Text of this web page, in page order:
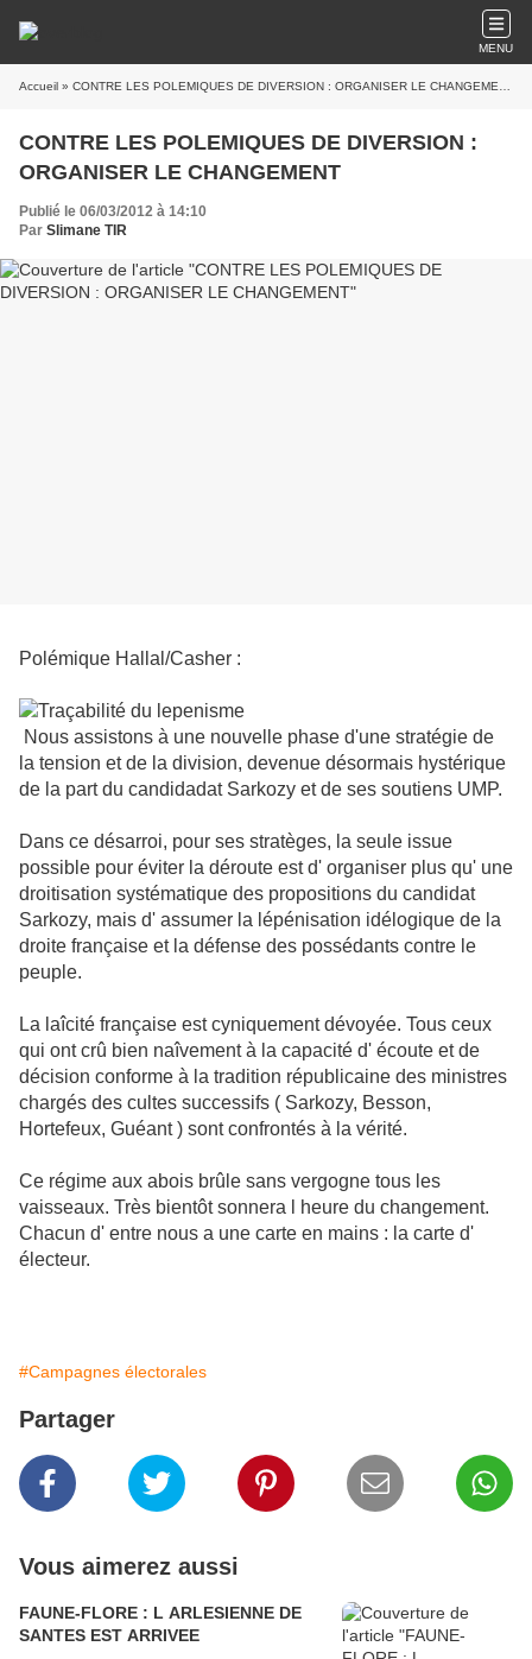
MENU
Accueil » CONTRE LES POLEMIQUES DE DIVERSION : ORGANISER LE CHANGEMENT
CONTRE LES POLEMIQUES DE DIVERSION :
ORGANISER LE CHANGEMENT
Publié le 06/03/2012 à 14:10
Par Slimane TIR
Polémique Hallal/Casher :
Nous assistons à une nouvelle phase d'une stratégie de
la tension et de la division, devenue désormais hystérique
de la part du candidadat Sarkozy et de ses soutiens UMP.
Dans ce désarroi, pour ses stratèges, la seule issue
possible pour éviter la déroute est d' organiser plus qu' une
droitisation systématique des propositions du candidat
Sarkozy, mais d' assumer la lépénisation idélogique de la
droite française et l a défense des possédants contre le
peuple.
La laîcité française est cyniquement dévoyée. Tous ceux
qui ont crû bien naîvement à la capacité d' écoute et de
décision conforme à la tradition républicaine des ministres
chargés des cultes successifs ( Sarkozy, Besson,
Hortefeux, Guéant ) sont confrontés à la vérité.
Ce régime aux abois brûle sans vergogne tous les
vaisseaux. Très bientôt sonnera l heure du changement.
Chacun d' entre nous a une carte en mains : la carte d'
électeur.
#Campagnes électorales
Partager
Vous aimerez aussi
FAUNE-FLORE : L ARLESIENNE DE
SANTES EST ARRIVEE